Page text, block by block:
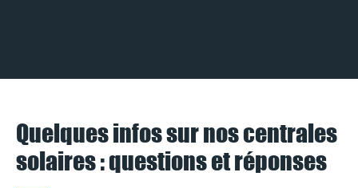
Quelques infos sur nos centrales
solaires : questions et réponses